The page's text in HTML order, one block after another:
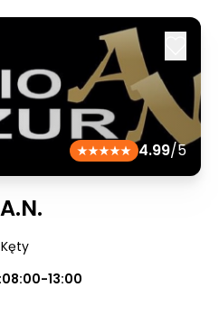
4.99/5
08:00-13:00